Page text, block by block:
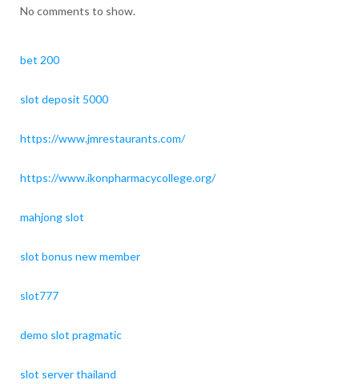
No comments to show.
bet 200
slot deposit 5000
https://www.jmrestaurants.com/
https://www.ikonpharmacycollege.org/
mahjong slot
slot bonus new member
slot777
demo slot pragmatic
slot server thailand